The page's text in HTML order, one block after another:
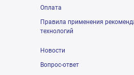
Оплата
Правила применения
технологий
Новости
Вопрос-ответ